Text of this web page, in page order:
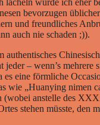
bevorzugen
und freundliches
auch nie schaden ;)).
authentisches
jeder – wenn’s mehrere
es eine förmliche
wie „Huanying nimen
(wobei anstelle des
stehen müsste, den